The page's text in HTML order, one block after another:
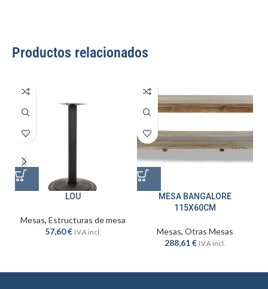
Productos relacionados
LOU
Mesas, Estructuras de mesa
57,60€ I.V.A incl.
MESA BANGALORE
115X60CM
Mesas, Otras Mesas
288,61€ I.V.A incl.